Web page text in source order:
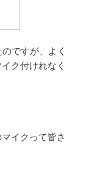
ですが、よく
ク付けれなく
イクって皆さ